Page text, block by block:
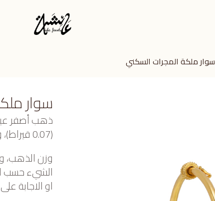
سوار ملكة المجرات السكني
سوار
(0.07 قيراط)، وحجر القمر (0.083 جرام) تقريبًا.
وزن الذهب،
الشيء حسب
او الاجابة